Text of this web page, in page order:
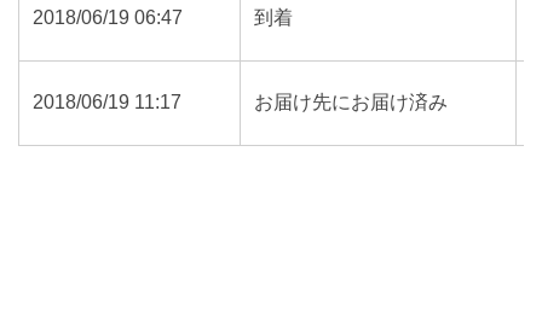
2018/06/19 06:47 到着
2018/06/19 11:17 お届け先にお届け済み